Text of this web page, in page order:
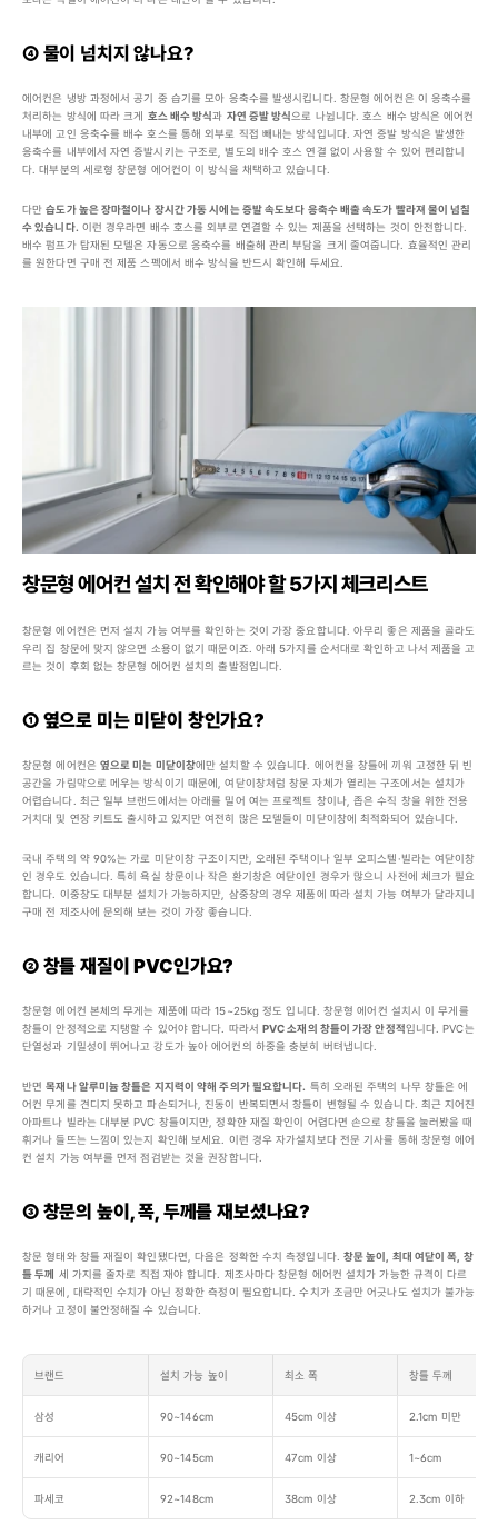
④ 물이 넘치지 않나요?
에어컨은 냉방 과정에서 공기 중 습기를 모아 응축수를 발생시킵니다. 창문형 에어컨은 이 응축수를
처리하는 방식에 따라 크게 호스 배수 방식과 자연 증발 방식으로 나뉩니다. 호스 배수 방식은 에어컨
내부에 고인 응축수를 배수 호스를 통해 외부로 직접 빼내는 방식입니다. 자연 증발 방식은 발생한
응축수를 내부에서 자연 증발시키는 구조로, 별도의 배수 호스 연결 없이 사용할 수 있어 편리합니
다. 대부분의 세로형 창문형 에어컨이 이 방식을 채택하고 있습니다.
다만 습도가 높은 장마철이나 장시간 가동 시에는 증발 속도보다 응축수 배출 속도가 빨라져 물이 넘칠
수 있습니다. 이런 경우라면 배수 호스를 외부로 연결할 수 있는 제품을 선택하는 것이 안전합니다.
배수 펌프가 탑재된 모델은 자동으로 응축수를 배출해 관리 부담을 크게 줄여줍니다. 효율적인 관리
를 원한다면 구매 전 제품 스펙에서 배수 방식을 반드시 확인해 두세요.
창문형 에어컨 설치 전 확인해야 할 5가지 체크리스트
창문형 에어컨은 먼저 설치 가능 여부를 확인하는 것이 가장 중요합니다. 아무리 좋은 제품을 골라도
우리 집 창문에 맞지 않으면 소용이 없기 때문이죠. 아래 5가지를 순서대로 확인하고 나서 제품을 고
르는 것이 후회 없는 창문형 에어컨 설치의 출발점입니다.
① 옆으로 미는 미닫이 창인가요?
창문형 에어컨은 옆으로 미는 미닫이창에만 설치할 수 있습니다. 에어컨을 창틀에 끼워 고정한 뒤 빈
공간을 가림막으로 메우는 방식이기 때문에, 여닫이창처럼 창문 자체가 열리는 구조에서는 설치가
어렵습니다. 최근 일부 브랜드에서는 아래를 밀어 여는 프로젝트 창이나, 좁은 수직 창을 위한 전용
거치대 및 연장 키트도 출시하고 있지만 여전히 많은 모델들이 미닫이창에 최적화되어 있습니다.
국내 주택의 약 90%는 가로 미닫이창 구조이지만, 오래된 주택이나 일부 오피스텔·빌라는 여닫이창
인 경우도 있습니다. 특히 욕실 창문이나 작은 환기창은 여닫이인 경우가 많으니 사전에 체크가 필요
합니다. 이중창도 대부분 설치가 가능하지만, 삼중창의 경우 제품에 따라 설치 가능 여부가 달라지니
구매 전 제조사에 문의해 보는 것이 가장 좋습니다.
② 창틀 재질이 PVC인가요?
창문형 에어컨 본체의 무게는 제품에 따라 15~25kg 정도 입니다. 창문형 에어컨 설치시 이 무게를
창틀이 안정적으로 지탱할 수 있어야 합니다. 따라서 PVC 소재의 창틀이 가장 안정적입니다. PVC는
단열성과 기밀성이 뛰어나고 강도가 높아 에어컨의 하중을 충분히 버텨냅니다.
반면 목재나 알루미늄 창틀은 지지력이 약해 주의가 필요합니다. 특히 오래된 주택의 나무 창틀은 에
어컨 무게를 견디지 못하고 파손되거나, 진동이 반복되면서 창틀이 변형될 수 있습니다. 최근 지어진
아파트나 빌라는 대부분 PVC 창틀이지만, 정확한 재질 확인이 어렵다면 손으로 창틀을 눌러봤을 때
휘거나 들뜨는 느낌이 있는지 확인해 보세요. 이런 경우 자가설치보다 전문 기사를 통해 창문형 에어
컨 설치 가능 여부를 먼저 점검받는 것을 권장합니다.
③ 창문의 높이, 폭, 두께를 재보셨나요?
창문 형태와 창틀 재질이 확인됐다면, 다음은 정확한 수치 측정입니다. 창문 높이, 최대 여닫이 폭, 창
틀 두께 세 가지를 줄자로 직접 재야 합니다. 제조사마다 창문형 에어컨 설치가 가능한 규격이 다르
기 때문에, 대략적인 수치가 아닌 정확한 측정이 필요합니다. 수치가 조금만 어긋나도 설치가 불가능
하거나 고정이 불안정해질 수 있습니다.
브랜드 설치 가능 높이 최소 폭 창틀 두께
삼성 90~146cm 45cm 이상 2.1cm 미만
캐리어 90~145cm 47cm 이상 1~6cm
파세코 92~148cm 38cm 이상 2.3cm 이하